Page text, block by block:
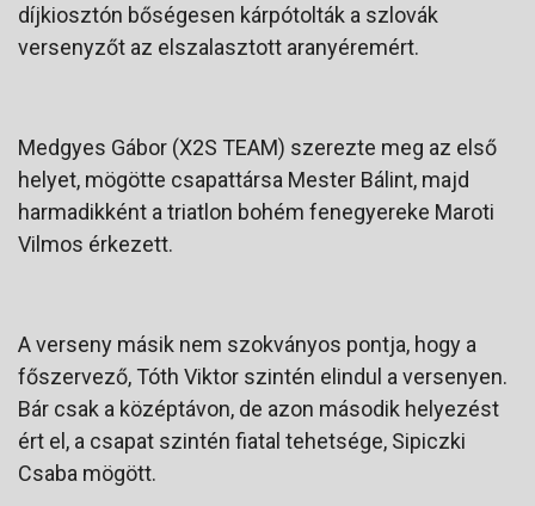
díjkiosztón bőségesen kárpótolták a szlovák
versenyzőt az elszalasztott aranyéremért.
Medgyes Gábor (X2S TEAM) szerezte meg az első
helyet, mögötte csapattársa Mester Bálint, majd
harmadikként a triatlon bohém fenegyereke Maroti
Vilmos érkezett.
A verseny másik nem szokványos pontja, hogy a
főszervező, Tóth Viktor szintén elindul a versenyen.
Bár csak a középtávon, de azon második helyezést
ért el, a csapat szintén fiatal tehetsége, Sipiczki
Csaba mögött.